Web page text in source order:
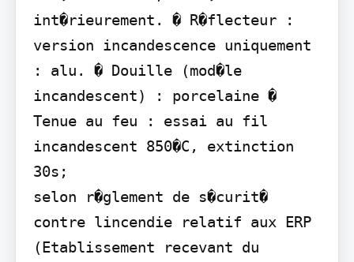
int�rieurement. � R�flecteur :
version incandescence uniquement
: alu. � Douille (mod�le
incandescent) : porcelaine �
Tenue au feu : essai au fil
incandescent 850�C, extinction
30s;
selon r�glement de s�curit�
contre lincendie relatif aux ERP
(Etablissement recevant du